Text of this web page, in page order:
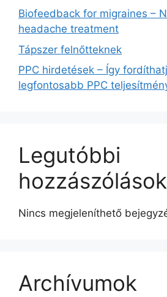
Biofeedback for migraines –
headache treatment
Tápszer felnőtteknek
PPC hirdetések – Így
legfontosabb PPC
Legutóbbi
hozzászólások
Nincs megjeleníthető
Archívumok